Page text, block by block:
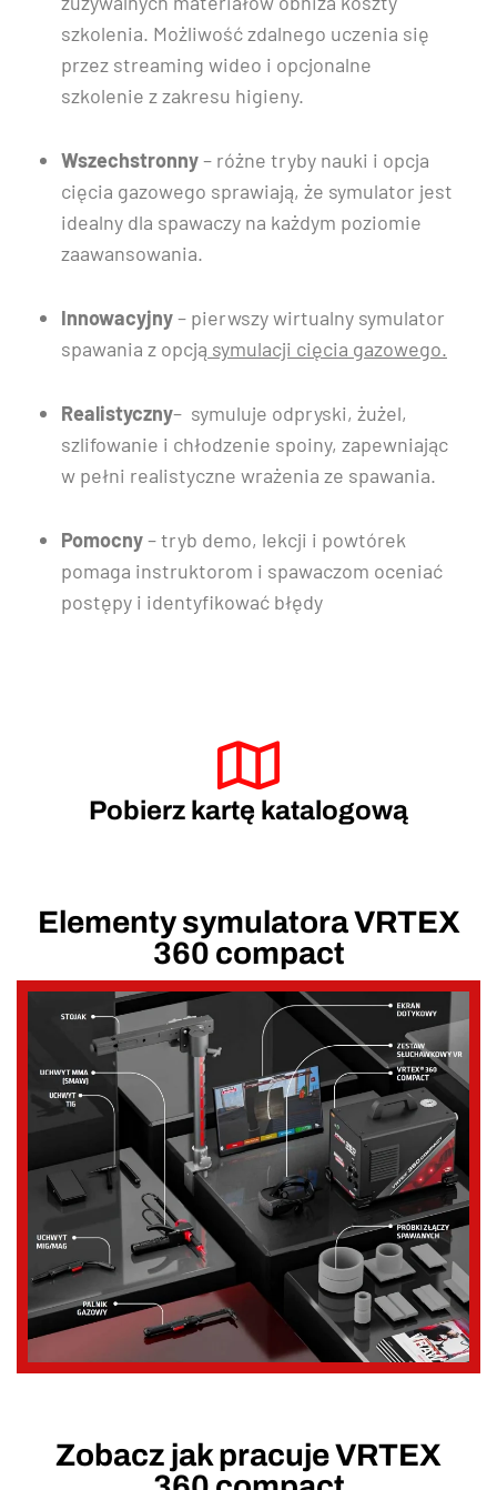
szkolenia. Możliwość zdalnego uczenia się
przez streaming wideo i opcjonalne
szkolenie z zakresu higieny.
Wszechstronny– różne tryby nauki i opcja
cięcia gazowego sprawiają, że symulator jest
idealny dla spawaczy na każdym poziomie
zaawansowania.
Innowacyjny– pierwszy wirtualny symulator
spawania z opcją symulacji cięcia gazowego.
Realistyczny– symuluje odpryski, żużel,
szlifowanie i chłodzenie spoiny, zapewniając
w pełni realistyczne wrażenia ze spawania.
Pomocny– tryb demo, lekcji i powtórek
pomaga instruktorom i spawaczom oceniać
postępy i identyfikować błędy
Pobierz kartę katalogową
Elementy symulatora VRTEX
360 compact
Zobacz jak pracuje VRTEX